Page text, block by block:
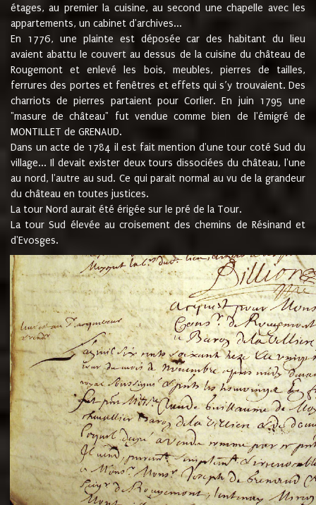
étages, au premier la cuisine, au second une chapelle avec les
appartements, un cabinet d'archives...
En 1776, une plainte est déposée car des habitant du lieu
avaient abattu le couvert au dessus de la cuisine du château de
Rougemont et enlevé les bois, meubles, pierres de tailles,
ferrures des portes et fenêtres et effets qui s’y trouvaient. Des
charriots de pierres partaient pour Corlier. En juin 1795 une
"masure de château" fut vendue comme bien de l'émigré de
MONTILLET de GRENAUD.
Dans un acte de 1784 il est fait mention d'une tour coté Sud du
village... Il devait exister deux tours dissociées du château, l'une
au nord, l'autre au sud. Ce qui parait normal au vu de la grandeur
du château en toutes justices.
La tour Nord aurait été érigée sur le pré de la Tour.
La tour Sud élevée au croisement des chemins de Résinand et
d'Evosges.